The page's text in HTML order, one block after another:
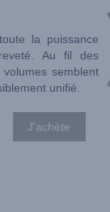
la puissance
Au fil des
semblent
unifié.